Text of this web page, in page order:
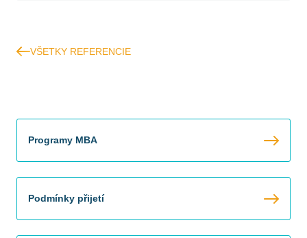
VŠETKY REFERENCIE
Programy MBA
Podmínky přijetí